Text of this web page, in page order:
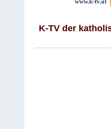
K-TV der